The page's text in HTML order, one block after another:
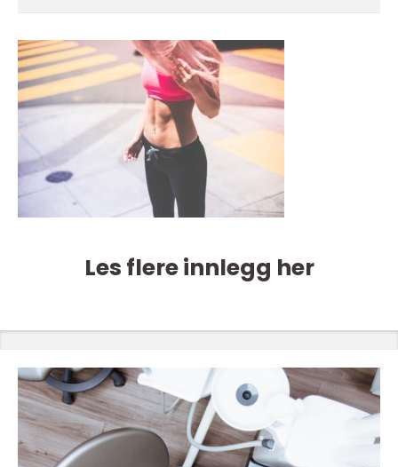
Les flere innlegg her